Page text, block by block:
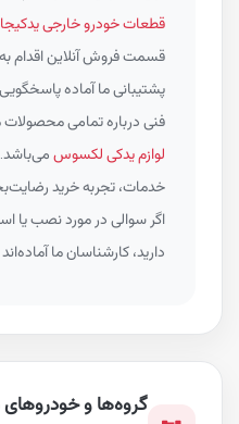
قطعات خودرو خارجی یدکیجات
قسمت فروش آنلاین اقدام به
پشتیبانی ما آماده پاسخگویی
فنی درباره تمامی محصولات
لوازم یدکی لکسوسمی‌باشد. ما
خدمات، تجربه خرید
اگر سوالی در مورد نصب یا
دارید، کارشناسان ما آماده‌اند
گروه‌ها و خودروهای